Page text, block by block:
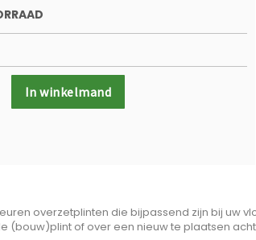
In winkelmand
overzetplinten die bijpassend zijn bij uw
(bouw)plint of over een nieuw te plaatsen